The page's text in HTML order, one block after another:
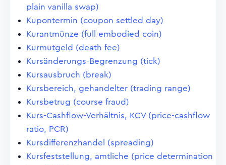
plain vanilla swap)
Kupontermin (coupon settled day)
Kurantmünze (full embodied coin)
Kurmutgeld (death fee)
Kursänderungs-Begrenzung (tick)
Kursausbruch (break)
Kursbereich, gehandelter (trading range)
Kursbetrug (course fraud)
Kurs-Cashflow-Verhältnis, KCV (price-cashflow
ratio, PCR)
Kursdifferenzhandel (spreading)
Kursfeststellung, amtliche (price determination